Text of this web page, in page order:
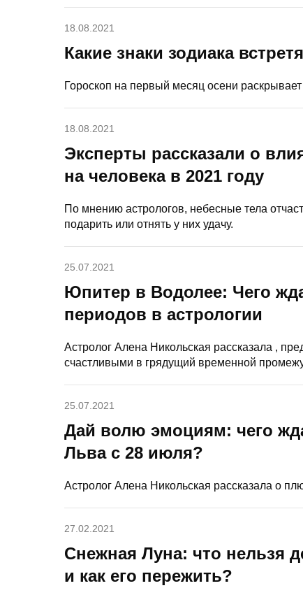
18.08.2021
Какие знаки зодиака
Гороскоп на первый месяц осени
18.08.2021
Эксперты рассказали о
на человека в 2021 году
По мнению астрологов, небесные тела
подарить или отнять у них удачу.
25.07.2021
Юпитер в Водолее: Чего
периодов в астрологии
Астролог Алена Никольская рассказала ,
счастливыми в грядущий временной
25.07.2021
Дай волю эмоциям: чего
Льва с 28 июля?
Астролог Алена Никольская рассказала о
27.02.2021
Снежная Луна: что нельзя
и как его пережить?